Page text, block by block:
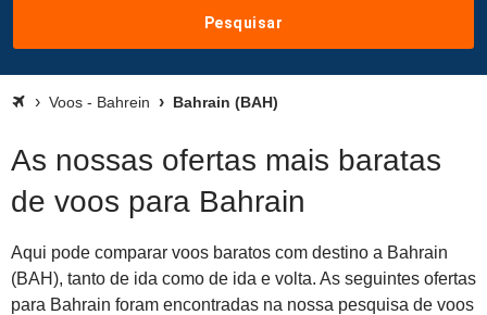
Pesquisar
Voos - Bahrein Bahrain (BAH)
As nossas ofertas mais baratas
de voos para Bahrain
Aqui pode comparar voos baratos com destino a Bahrain
(BAH), tanto de ida como de ida e volta. As seguintes ofertas
para Bahrain foram encontradas na nossa pesquisa de voos